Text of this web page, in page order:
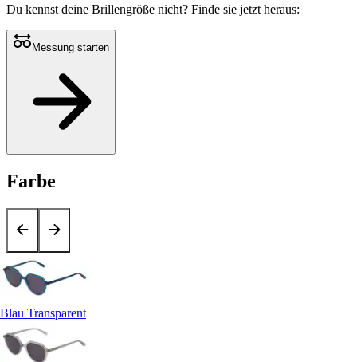
Du kennst deine Brillengröße nicht? Finde sie jetzt heraus:
Messung starten
Farbe
Blau Transparent